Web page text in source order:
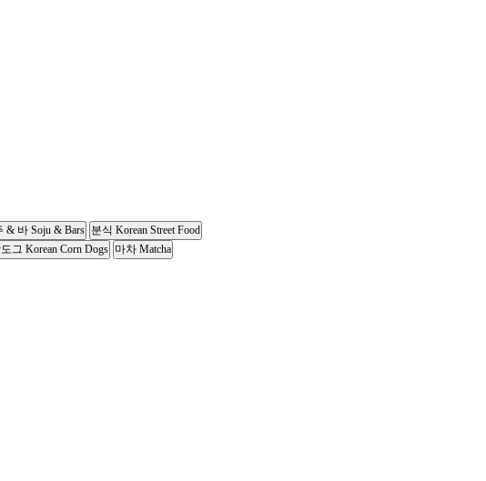
& 바 Soju & Bars 분식 Korean Street Food
그 Korean Corn Dogs 마차 Matcha